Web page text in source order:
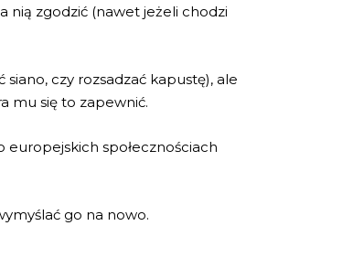
nią zgodzić (nawet jeżeli chodzi
czy rozsadzać kapustę), ale
mu się to zapewnić.
społecznościach
go na nowo.